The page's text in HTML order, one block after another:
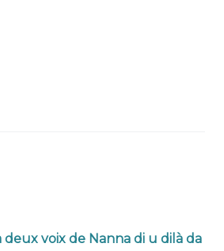
voix de Nanna di u dilà da